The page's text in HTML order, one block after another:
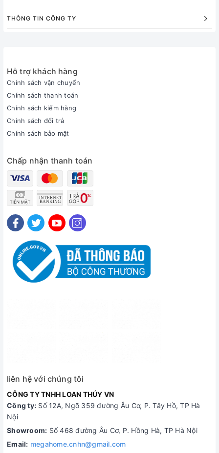
THÔNG TIN CÔNG TY
Hỗ trợ khách hàng
Chính sách vận chuyển
Chính sách thanh toán
Chính sách kiểm hàng
Chính sách đổi trả
Chính sách bảo mật
Chấp nhận thanh toán
liên hệ với chúng tôi
CÔNG TY TNHH LOAN THÚY VN
Công ty: Số 12A, Ngõ 359 đường Âu Cơ, P. Tây Hồ, TP Hà
Nội
Showroom: Số 468 đường Âu Cơ, P. Hồng Hà, TP Hà Nội
Email: megahome.cnhn@gmail.com